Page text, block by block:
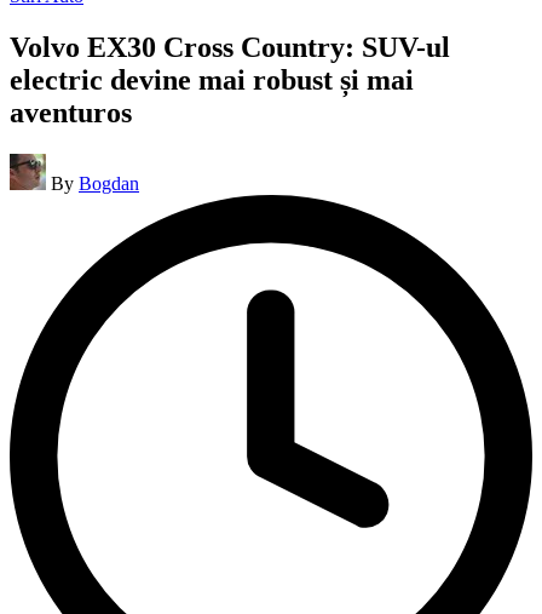
Volvo EX30 Cross Country: SUV-ul
electric devine mai robust și mai
aventuros
Posted
by
By Bogdan